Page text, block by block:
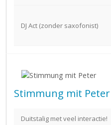
DJ Act (zonder saxofonist)
Stimmung mit Peter
Duitstalig met veel interactie!